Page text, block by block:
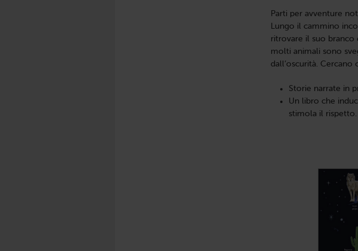
Parti per avventure
Lungo il cammino
ritrovare il suo branco
molti animali sono
dall’oscurità.
Storie narrate in
Un libro che
stimola il rispetto.